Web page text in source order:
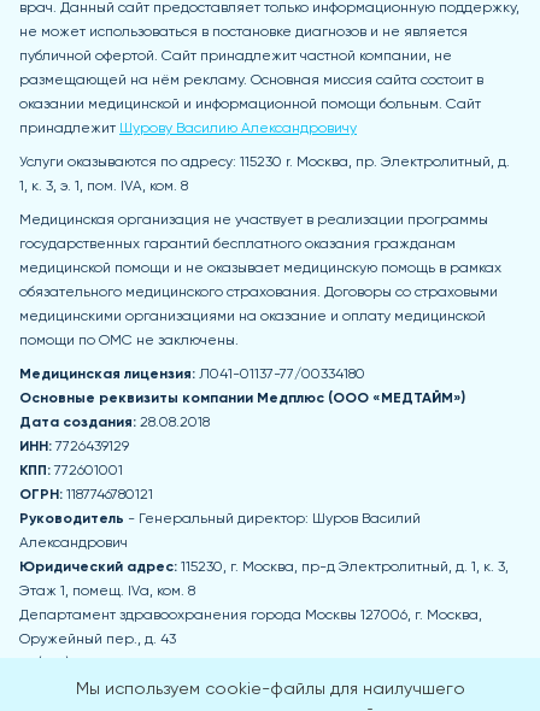
врач. Данный сайт предоставляет только информационную поддержку,
не может использоваться в постановке диагнозов и не является
публичной офертой. Сайт принадлежит частной компании, не
размещающей на нём рекламу. Основная миссия сайта состоит в
оказании медицинской и информационной помощи больным. Сайт
принадлежит Шурову Василию Александровичу
Услуги оказываются по адресу: 115230 r. Москва, пр. Электролитный, д.
1, к. 3, э. 1, пом. IVA, ком. 8
Медицинская организация не участвует в реализации программы
государственных гарантий бесплатного оказания гражданам
медицинской помощи и не оказывает медицинскую помощь в рамках
обязательного медицинского страхования. Договоры со страховыми
медицинскими организациями на оказание и оплату медицинской
помощи по ОМС не заключены.
Медицинская лицензия: Л041-01137-77/00334180
Основные реквизиты компании Медплюс (ООО «МЕДТАЙМ»)
Дата создания: 28.08.2018
ИНН:7726439129
КПП:772601001
ОГРН: 1187746780121
Руководитель - Генеральный директор: Шуров Василий
Александрович
Юридический адрес: 115230, г. Москва, пр-д Электролитный, д. 1, к. 3,
Этаж 1, помещ. IVа, ком. 8
Департамент здравоохранения города Москвы 127006, г. Москва,
Оружейный пер., д. 43
zdrav@mos.ruМы используем cookie-файлы для наилучшего